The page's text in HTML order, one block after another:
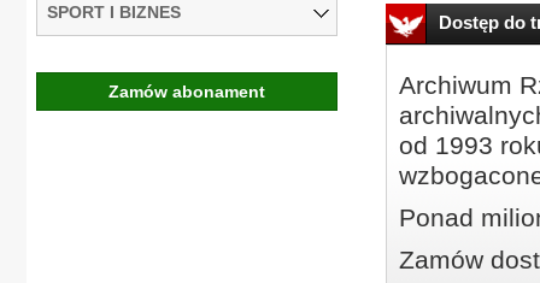
Dostęp do
Archiwum
od 1993
Ponad
Zamów
SPORT I BIZNES
Zamów abonament